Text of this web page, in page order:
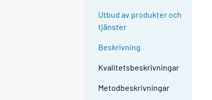
Utbud av produkter och
tjänster
Beskrivning
Kvalitetsbeskrivningar
Metodbeskrivningar